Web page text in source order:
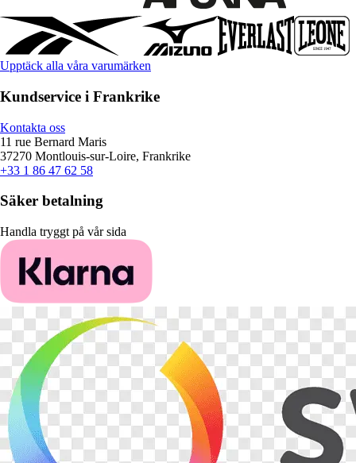
Upptäck alla våra varumärken
Kundservice i Frankrike
Kontakta oss
11 rue Bernard Maris
37270 Montlouis-sur-Loire, Frankrike
+33 1 86 47 62 58
Säker betalning
Handla tryggt på vår sida